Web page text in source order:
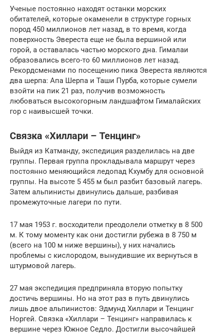
Ученые постоянно находят останки морских
обитателей, которые окаменели в структуре горных
пород 450 миллионов лет назад, в то время, когда
поверхность Эвереста еще не была вершиной или
горой, а оставалась частью морского дна. Гималаи
образовались всего-то 60 миллионов лет назад.
Рекордсменами по посещению пика Эвереста являются
два шерпа: Апа Шерпа и Таши Пурба, которые сумели
взойти на пик 21 раз, получив возможность
любоваться высокогорным ландшафтом Гималайских
гор с наивысшей точки.
Связка «Хиллари – Тенцинг»
Выйдя из Катманду, экспедиция разделилась на две
группы. Первая группа прокладывала маршрут через
постоянно меняющийся ледопад Кхумбу для основной
группы. На высоте 5 455 м был разбит базовый лагерь.
Затем альпинисты двинулись дальше, разбивая
промежуточные лагери по пути.
17 мая 1953 г. восходители преодолели отметку в 8 500
м. К тому моменту как они достигли рубежа в 8 750 м
(всего на 100 м ниже вершины), у них начались
проблемы с кислородом, вынудившие их вернуться в
штурмовой лагерь.
27 мая экспедиция предприняла вторую попытку
достичь вершины. Но на этот раз в путь двинулись
лишь двое альпинистов: Эдмунд Хиллари и Тенцинг
Норгей. Связка «Хиллари – Тенцинг» направилась к
вершине через Южное Седло. Достигли высочайшей